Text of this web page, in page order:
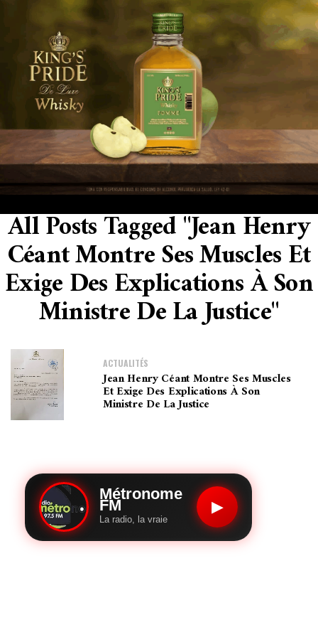
All Posts Tagged "Jean Henry
Céant Montre Ses Muscles Et
Exige Des Explications À Son
Ministre De La Justice"
ACTUALITÉS
Jean Henry Céant Montre Ses Muscles
Et Exige Des Explications À Son
Ministre De La Justice
Métronome
FM
La radio, la vraie
▶